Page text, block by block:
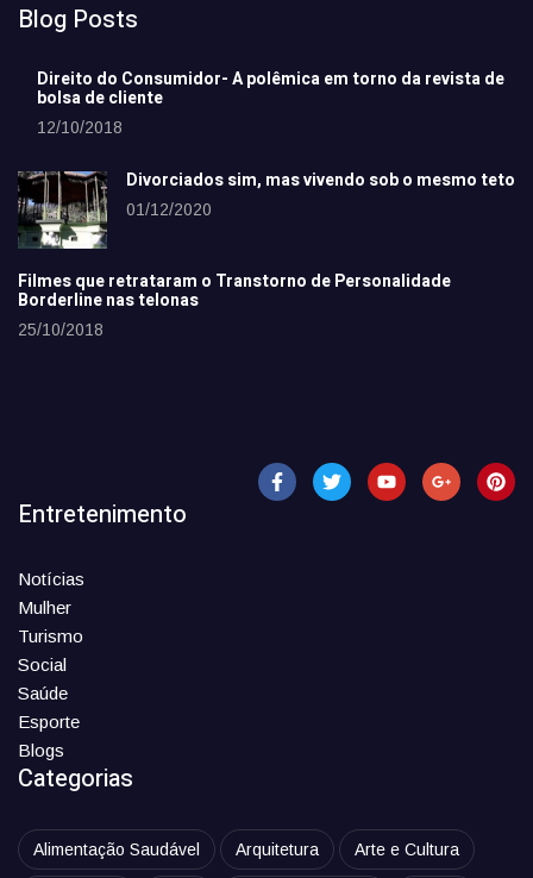
Blog Posts
Direito do Consumidor- A polêmica em torno da revista de
bolsa de cliente
12/10/2018
Divorciados sim, mas vivendo sob o mesmo teto
01/12/2020
Filmes que retrataram o Transtorno de Personalidade
Borderline nas telonas
25/10/2018
Entretenimento
Notícias
Mulher
Turismo
Social
Saúde
Esporte
Blogs
Categorias
Alimentação Saudável Arquitetura Arte e Cultura